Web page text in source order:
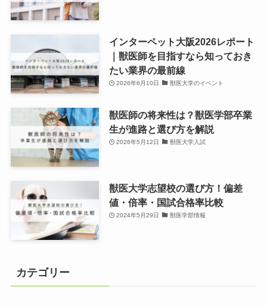
インターペット大阪2026レポート
｜獣医師を目指すなら知っておき
たい業界の最前線
2026年6月10日 獣医大学のイベント
獣医師の将来性は？獣医学部卒業
生が進路と選び方を解説
2026年5月12日 獣医大学入試
獣医大学志望校の選び方！偏差
値・倍率・国試合格率比較
2024年5月29日 獣医学部情報
カテゴリー